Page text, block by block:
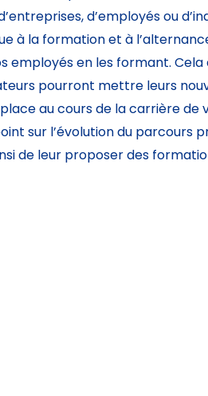
d’employés ou
à la formation et à
employés en les formant.
pourront mettre leurs
au cours de la carrière de
sur l’évolution du parcours
de leur proposer des